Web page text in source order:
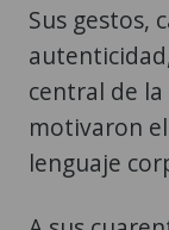
Sus gestos,
central de la
motivaron
lenguaje